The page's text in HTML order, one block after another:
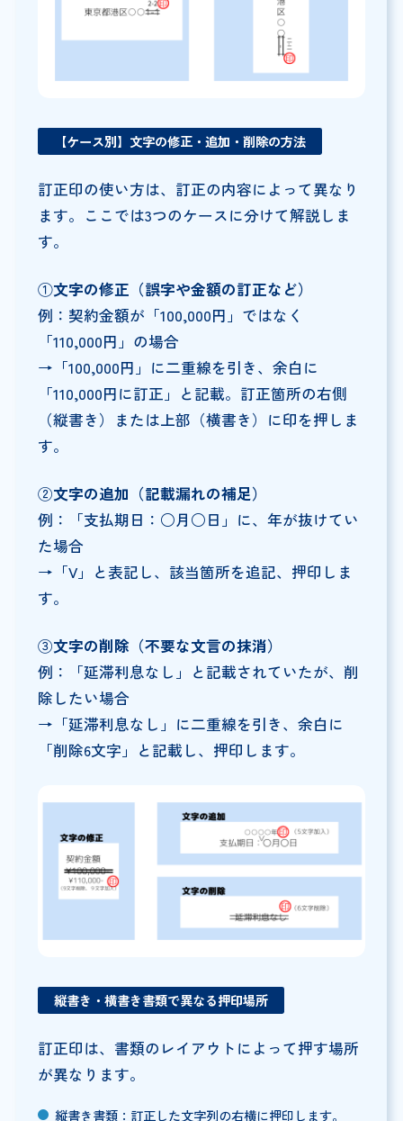
【ケース別】文字の修正・追加・削除の方法
訂正印の使い方は、訂正の内容によって異なり
ます。ここでは3つのケースに分けて解説しま
す。
①文字の修正（誤字や金額の訂正など）
例：契約金額が「100,000円」ではなく
「110,000円」の場合
→「100,000円」に二重線を引き、余白に
「110,000円に訂正」と記載。訂正箇所の右側
（縦書き）または上部（横書き）に印を押しま
す。
②文字の追加（記載漏れの補足）
例：「支払期日：○月○日」に、年が抜けてい
た場合
→「V」と表記し、該当箇所を追記、押印しま
す。
③文字の削除（不要な文言の抹消）
例：「延滞利息なし」と記載されていたが、削
除したい場合
→「延滞利息なし」に二重線を引き、余白に
「削除6文字」と記載し、押印します。
縦書き・横書き書類で異なる押印場所
訂正印は、書類のレイアウトによって押す場所
が異なります。
縦書き書類：訂正した文字列の右横に押印します。